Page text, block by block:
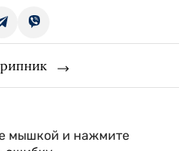
мышкой и нажмите